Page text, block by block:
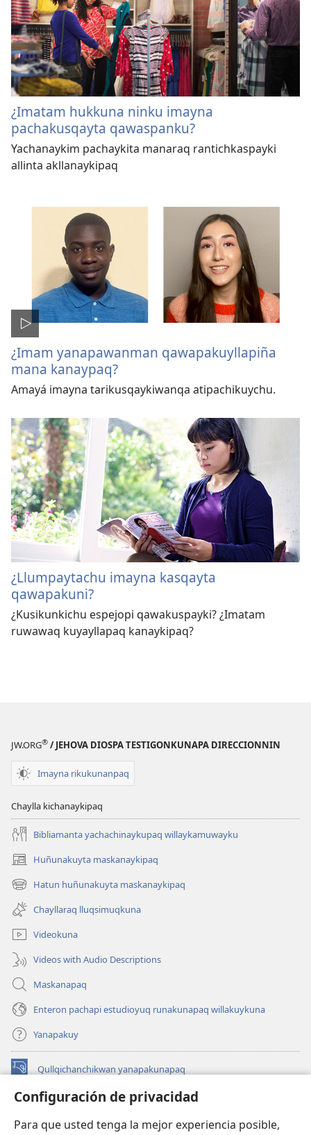
Configuración de privacidad
Para que usted tenga la mejor experiencia posible,
¿Imatam hukkuna ninku imayna
pachakusqayta qawaspanku?
Yachanaykim pachaykita manaraq rantichkaspayki
allinta akllanaykipaq
¿Imam yanapawanman qawapakuyllapiña
mana kanaypaq?
Amayá imayna tarikusqaykiwanqa atipachikuychu.
¿Llumpaytachu imayna kasqayta
qawapakuni?
¿Kusikunkichu espejopi qawakuspayki? ¿Imatam
ruwawaq kuyayllapaq kanaykipaq?
JW.ORG® / JEHOVA DIOSPA TESTIGONKUNAPA DIRECCIONNIN
Imayna rikukunanpaq
Chaylla kichanaykipaq
Bibliamanta yachachinaykupaq willaykamuwayku
Huñunakuyta maskanaykipaq
(abre
una
nueva
ventana)
Hatun huñunakuyta maskanaykipaq
(abre
una
nueva
ventana)
Chayllaraq lluqsimuqkuna
Videokuna
Videos with Audio Descriptions
Maskanapaq
Enteron pachapi estudioyuq runakunapaq willakuykuna
Yanapakuy
Qullqichanchikwan yanapakunapaq
(abre
nueva INTERNETPI QILLQAKUNA Watchtower™
una